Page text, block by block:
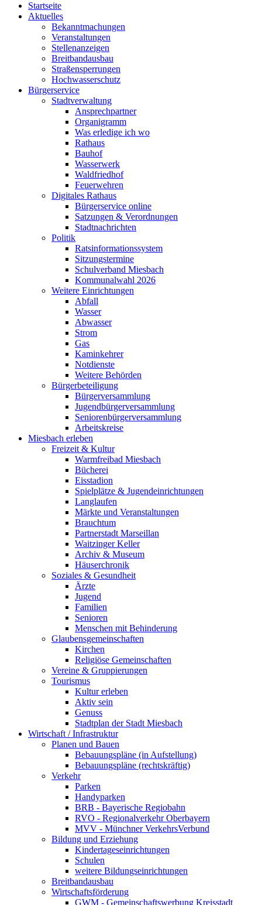
Startseite
Aktuelles
Bekanntmachungen
Veranstaltungen
Stellenanzeigen
Breitbandausbau
Straßensperrungen
Hochwasserschutz
Bürgerservice
Stadtverwaltung
Ansprechpartner
Organigramm
Was erledige ich wo
Rathaus
Bauhof
Wasserwerk
Waldfriedhof
Feuerwehren
Digitales Rathaus
Bürgerservice online
Satzungen & Verordnungen
Stadtnachrichten
Politik
Ratsinformationssystem
Sitzungstermine
Schulverband Miesbach
Kommunalwahl 2026
Weitere Einrichtungen
Abfall
Wasser
Abwasser
Strom
Gas
Kaminkehrer
Notdienste
Weitere Behörden
Bürgerbeteiligung
Bürgerversammlung
Jugendbürgerversammlung
Seniorenbürgerversammlung
Arbeitskreise
Miesbach erleben
Freizeit & Kultur
Warmfreibad Miesbach
Bücherei
Eisstadion
Spielplätze & Jugendeinrichtungen
Langlaufen
Märkte und Veranstaltungen
Brauchtum
Partnerstadt Marseillan
Waitzinger Keller
Archiv & Museum
Häuserchronik
Soziales & Gesundheit
Ärzte
Jugend
Familien
Senioren
Menschen mit Behinderung
Glaubensgemeinschaften
Kirchen
Religiöse Gemeinschaften
Vereine & Gruppierungen
Tourismus
Kultur erleben
Aktiv sein
Genuss
Stadtplan der Stadt Miesbach
Wirtschaft / Infrastruktur
Planen und Bauen
Bebauungspläne (in Aufstellung)
Bebauungspläne (rechtskräftig)
Verkehr
Parken
Handyparken
BRB - Bayerische Regiobahn
RVO - Regionalverkehr Oberbayern
MVV - Münchner VerkehrsVerbund
Bildung und Erziehung
Kindertageseinrichtungen
Schulen
weitere Bildungseinrichtungen
Breitbandausbau
Wirtschaftsförderung
GWM - Gemeinschaftswerbung Kreisstadt